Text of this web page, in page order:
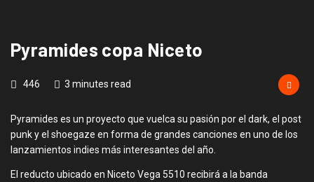
Pyramides copa Niceto
446 3 minutes read
Pyramides es un proyecto que vuelca su pasión por el dark, el post
punk y el shoegaze en forma de grandes canciones en uno de los
lanzamientos indies más interesantes del año.
El reducto ubicado en Niceto Vega 5510 recibirá a la banda